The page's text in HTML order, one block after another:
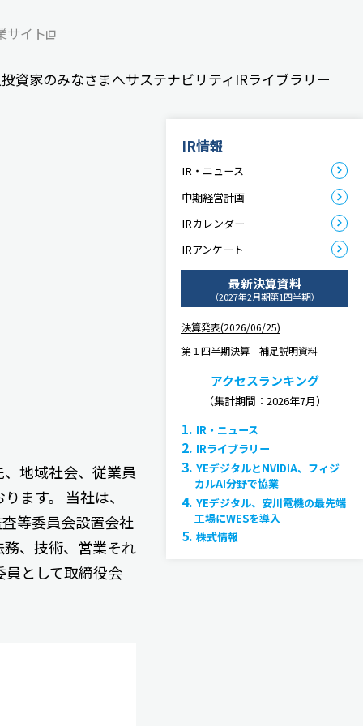
サイト
資家のみなさまへサステナビリティ IRライブラリー
地域社会、従業員
ます。 当社は、
等委員会設置会社
、技術、営業それ
として取締役会
IR情報
IR・ニュース
中期経営計画
IRカレンダー
IRアンケート
最新決算資料
（2027年2月期第1四半期）
決算発表(2026/06/25)
第１四半期決算 補足説明資料
アクセスランキング
（集計期間：2026年7月）
1. IR・ニュース
2. IRライブラリー
3. YEデジタルとNVIDIA、フィジ
カルAI分野で協業
4. YEデジタル、安川電機の最先端
工場にWESを導入
5. 株式情報